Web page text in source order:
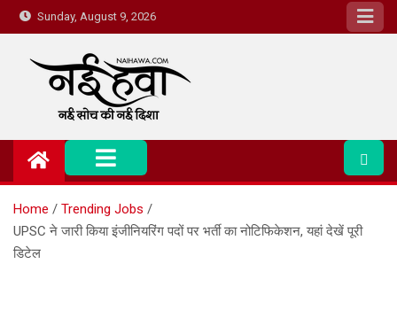
Sunday, August 9, 2026
Nai Hawa
Home
Trending Jobs
UPSC ने जारी किया इंजीनियरिंग पदों पर भर्ती का नोटिफिकेशन, यहां देखें पूरी
डिटेल